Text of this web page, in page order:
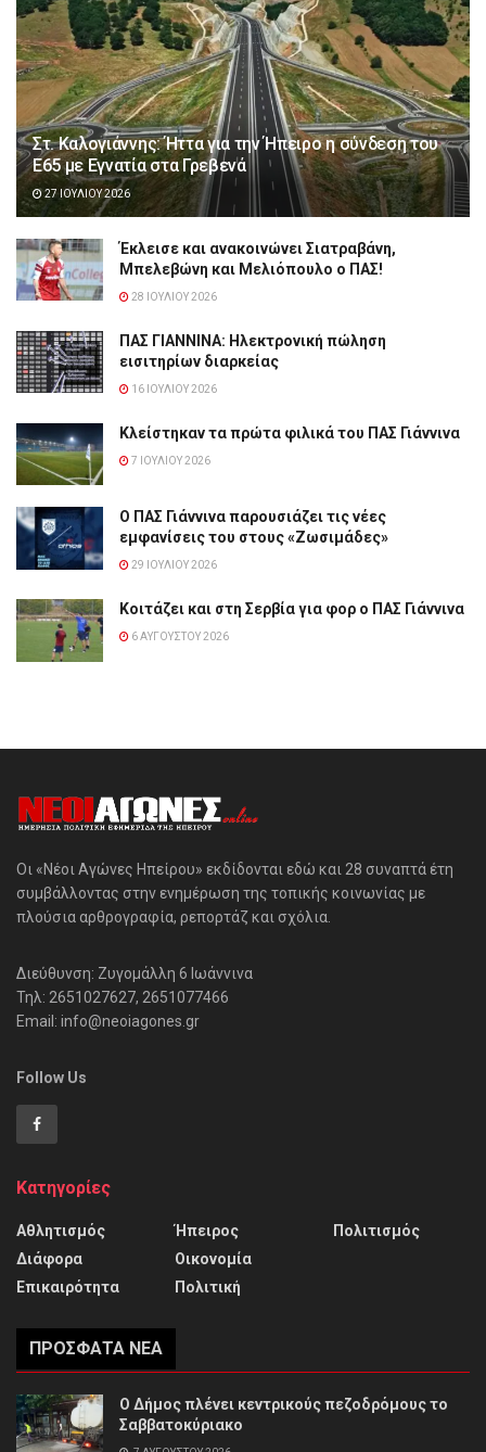
Στ. Καλογιάννης: Ήττα για την Ήπειρο η σύνδεση του
Ε65 με Εγνατία στα Γρεβενά
27 ΙΟΥΛΊΟΥ 2026
Έκλεισε και ανακοινώνει Σιατραβάνη,
Μπελεβώνη και Μελιόπουλο ο ΠΑΣ!
28 ΙΟΥΛΊΟΥ 2026
ΠΑΣ ΓΙΑΝΝΙΝΑ: Hλεκτρονική πώληση
εισιτηρίων διαρκείας
16 ΙΟΥΛΊΟΥ 2026
Κλείστηκαν τα πρώτα φιλικά του ΠΑΣ Γιάννινα
7 ΙΟΥΛΊΟΥ 2026
Ο ΠΑΣ Γιάννινα παρουσιάζει τις νέες
εμφανίσεις του στους «Ζωσιμάδες»
29 ΙΟΥΛΊΟΥ 2026
Κοιτάζει και στη Σερβία για φορ ο ΠΑΣ Γιάννινα
6 ΑΥΓΟΎΣΤΟΥ 2026
Οι «Νέοι Αγώνες Ηπείρου» εκδίδονται εδώ και 28 συναπτά έτη
συμβάλλοντας στην ενημέρωση της τοπικής κοινωνίας με
πλούσια αρθρογραφία, ρεπορτάζ και σχόλια.
Διεύθυνση: Ζυγομάλλη 6 Ιωάννινα
Τηλ: 2651027627, 2651077466
Email: info@neoiagones.gr
Follow Us
Κατηγορίες
Αθλητισμός
Διάφορα
Επικαιρότητα
Ήπειρος
Οικονομία
Πολιτική
Πολιτισμός
ΠΡΌΣΦΑΤΑ ΝΈΑ
Ο Δήμος πλένει κεντρικούς πεζοδρόμους το
Σαββατοκύριακο